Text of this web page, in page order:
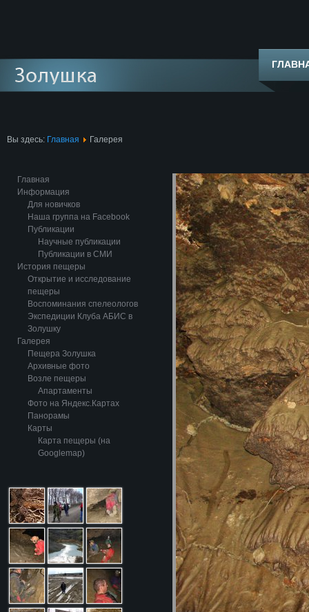
Вы здесь: Главная Галерея
Главная
Информация
Для новичков
Наша группа на Facebook
Публикации
Научные публикации
Публикации в СМИ
История пещеры
Открытие и исследование
пещеры
Воспоминания спелеологов
Экспедиции Клуба АБИС в
Золушку
Галерея
Пещера Золушка
Архивные фото
Возле пещеры
Апартаменты
Фото на Яндекс.Картах
Панорамы
Карты
Карта пещеры (на
Googlemap)